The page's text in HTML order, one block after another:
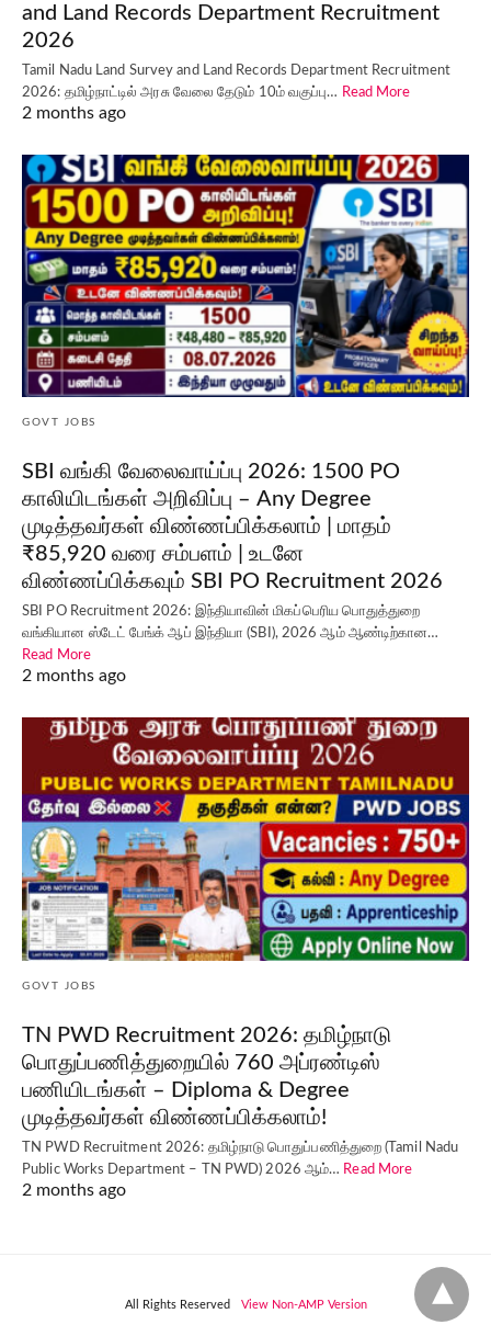
and Land Records Department Recruitment
2026
Tamil Nadu Land Survey and Land Records Department Recruitment
2026: தமிழ்நாட்டில் அரசு வேலை தேடும் 10ம் வகுப்பு… Read More
2 months ago
GOVT JOBS
SBI வங்கி வேலைவாய்ப்பு 2026: 1500 PO
காலியிடங்கள் அறிவிப்பு – Any Degree
முடித்தவர்கள் விண்ணப்பிக்கலாம் | மாதம்
₹85,920 வரை சம்பளம் | உடனே
விண்ணப்பிக்கவும் SBI PO Recruitment 2026
SBI PO Recruitment 2026: இந்தியாவின் மிகப்பெரிய பொதுத்துறை
வங்கியான ஸ்டேட் பேங்க் ஆப் இந்தியா (SBI), 2026 ஆம் ஆண்டிற்கான…
Read More
2 months ago
GOVT JOBS
TN PWD Recruitment 2026: தமிழ்நாடு
பொதுப்பணித்துறையில் 760 அப்ரண்டிஸ்
பணியிடங்கள் – Diploma & Degree
முடித்தவர்கள் விண்ணப்பிக்கலாம்!
TN PWD Recruitment 2026: தமிழ்நாடு பொதுப்பணித்துறை (Tamil Nadu
Public Works Department – TN PWD) 2026 ஆம்… Read More
2 months ago
All Rights Reserved View Non-AMP Version